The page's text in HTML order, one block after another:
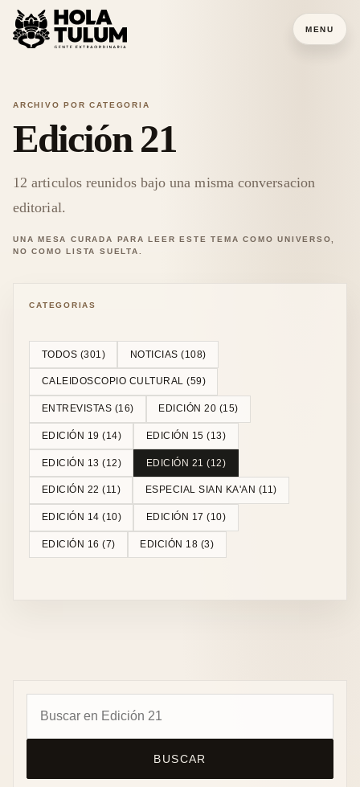
MENU
ARCHIVO POR CATEGORIA
Edición 21
12 articulos reunidos bajo una misma conversacion
editorial.
UNA MESA CURADA PARA LEER ESTE TEMA COMO UNIVERSO,
NO COMO LISTA SUELTA.
CATEGORIAS
TODOS (301 ) NOTICIAS (108)
CALEIDOSCOPIO CULTURAL (59)
ENTREVISTAS (16) EDICIÓN 20 (15)
EDICIÓN 19 (14) EDICIÓN 15 (13)
EDICIÓN 13 (12) EDICIÓN 21 (12)
EDICIÓN 22 (11) ESPECIAL SIAN KA'AN (11)
EDICIÓN 14 (10) EDICIÓN 17 (10)
EDICIÓN 16 (7) EDICIÓN 18 (3)
BUSCAR